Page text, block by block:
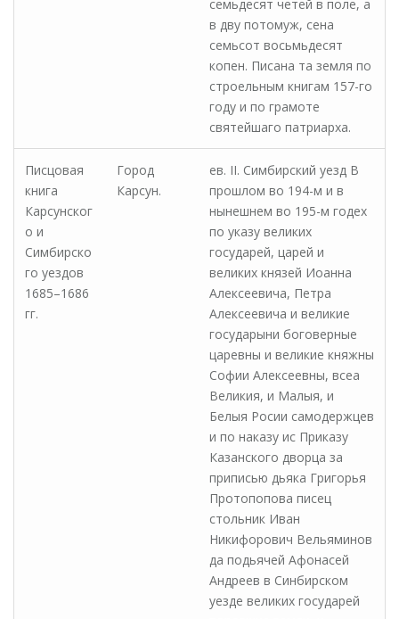
семьдесят четей в поле, а
в дву потомуж, сена
семьсот восьмьдесят
копен. Писана та земля по
строельным книгам 157-го
году и по грамоте
святейшаго патриарха.
Писцовая
книга
Карсунског
о и
Симбирско
го уездов
1685–1686
гг.
Город
Карсун.
ев. II. Симбирский уезд В
прошлом во 194-м и в
нынешнем во 195-м годех
по указу великих
государей, царей и
великих князей Иоанна
Алексеевича, Петра
Алексеевича и великие
государыни боговерные
царевны и великие княжны
Софии Алексеевны, всеа
Великия, и Малыя, и
Белыя Росии самодержцев
и по наказу ис Приказу
Казанского дворца за
приписью дьяка Григорья
Протопопова писец
стольник Иван
Никифорович Вельяминов
да подьячей Афонасей
Андреев в Синбирском
уезде великих государей